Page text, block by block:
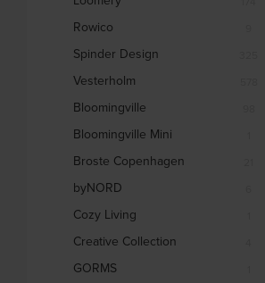
Rowico
Spinder Design
Vesterholm
Bloomingville
Bloomingville Mini
Broste Copenhagen
byNORD
Cozy Living
Creative Collection
GORMS